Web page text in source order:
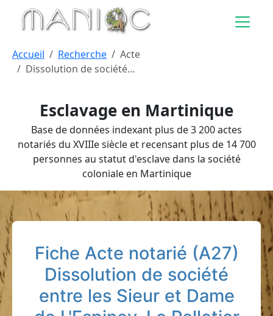
Aller au contenu principal
Esclavage en Martinique
Base de données indexant plus de 3 200 actes
notariés du XVIIIe siècle et recensant plus de 14 700
personnes au statut d'esclave dans la société
coloniale en Martinique
Accueil Recherche
Acte
Dissolution de société...
Fiche Acte notarié (A27)
Dissolution de société
entre les Sieur et Dame